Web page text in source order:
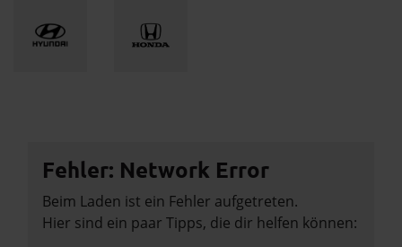
Fehler: Network Error
Beim Laden ist ein Fehler aufgetreten.
Hier sind ein paar Tipps, die dir helfen können: